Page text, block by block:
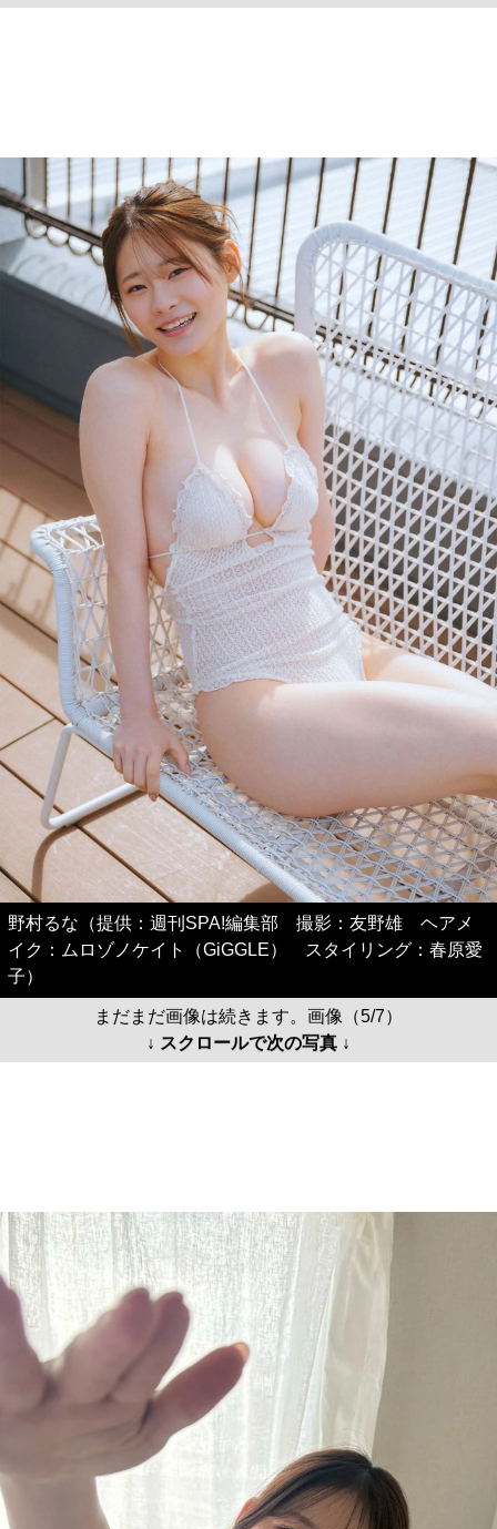
野村るな（提供：週刊SPA!編集部 撮影：友野雄 ヘアメ
イク：ムロゾノケイト（GiGGLE） スタイリング：春原愛
子）
まだまだ画像は続きます。画像（5/7）
↓ スクロールで次の写真 ↓